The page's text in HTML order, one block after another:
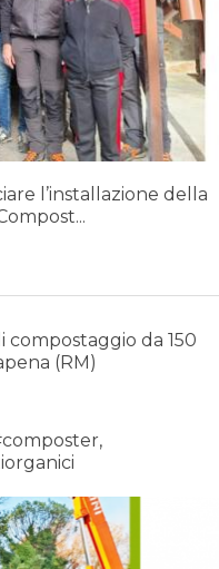
l’installazione della
da 150
(RM)
,